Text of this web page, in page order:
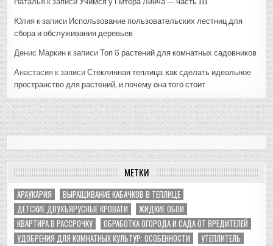
Юлия к записи Использование пользовательских лестниц для
сбора и обслуживания деревьев
Денис Маркин к записиТоп 5 растений для комнатных садовников
Анастасия к записиСтеклянная теплица: как сделать идеальное
пространство для растений, и почему она того стоит
МЕТКИ
АРАУКАРИЯ
ВЫРАЩИВАНИЕ КАБАЧКОВ В ТЕПЛИЦЕ
ДЕТСКИЕ ДВУХЪЯРУСНЫЕ КРОВАТИ
ЖИДКИЕ ОБОИ
КВАРТИРА В РАССРОЧКУ
ОБРАБОТКА ОГОРОДА И САДА ОТ ВРЕДИТЕЛЕЙ
УДОБРЕНИЯ ДЛЯ КОМНАТНЫХ КУЛЬТУР: ОСОБЕННОСТИ
УТЕПЛИТЕЛЬ